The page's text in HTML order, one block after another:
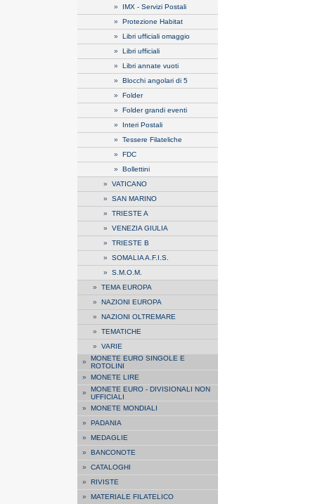
» IMX - Servizi Postali
» Protezione Habitat
» Libri ufficiali omaggio
» Libri ufficiali
» Libri annate vuoti
» Blocchi angolari di 5
» Folder
» Folder grandi eventi
» Interi Postali
» Tessere Filateliche
» FDC
» Bollettini
» VATICANO
» SAN MARINO
» TRIESTE A
» VENEZIA GIULIA
» TRIESTE B
» SOMALIA A.F.I.S.
» S.M.O.M.
» TEMA EUROPA
» NAZIONI EUROPA
» NAZIONI OLTREMARE
» TEMATICHE
» VARIE
» MONETE EURO SINGOLE E
ROTOLINI
» MONETE LIRE
» MONETE EURO - DIVISIONALI NON
UFFICIALI
» MONETE MONDIALI
» PADANIA
» MEDAGLIE
» BANCONOTE
» CATALOGHI
» RIVISTE
» MATERIALE FILATELICO